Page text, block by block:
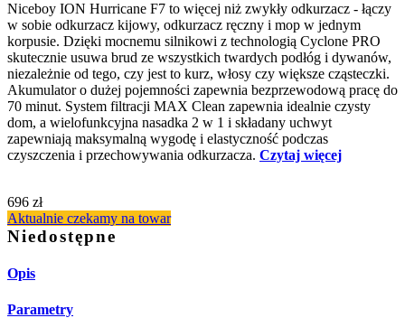
Niceboy ION Hurricane F7 to więcej niż zwykły odkurzacz - łączy
w sobie odkurzacz kijowy, odkurzacz ręczny i mop w jednym
korpusie. Dzięki mocnemu silnikowi z technologią Cyclone PRO
skutecznie usuwa brud ze wszystkich twardych podłóg i dywanów,
niezależnie od tego, czy jest to kurz, włosy czy większe cząsteczki.
Akumulator o dużej pojemności zapewnia bezprzewodową pracę do
70 minut. System filtracji MAX Clean zapewnia idealnie czysty
dom, a wielofunkcyjna nasadka 2 w 1 i składany uchwyt
zapewniają maksymalną wygodę i elastyczność podczas
czyszczenia i przechowywania odkurzacza. Czytaj więcej
696 zł
Aktualnie czekamy na towar
Niedostępne
Opis
Parametry